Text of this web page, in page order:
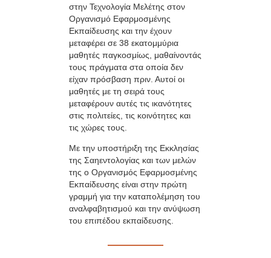
στην Τεχνολογία Μελέτης στον
Οργανισμό Εφαρμοσμένης
Εκπαίδευσης και την έχουν
μεταφέρει σε 38 εκατομμύρια
μαθητές παγκοσμίως, μαθαίνοντάς
τους πράγματα στα οποία δεν
είχαν πρόσβαση πριν. Αυτοί οι
μαθητές με τη σειρά τους
μεταφέρουν αυτές τις ικανότητες
στις πολιτείες, τις κοινότητες και
τις χώρες τους.
Με την υποστήριξη της Εκκλησίας
της Σαηεντολογίας και των μελών
της ο Οργανισμός Εφαρμοσμένης
Εκπαίδευσης είναι στην πρώτη
γραμμή για την καταπολέμηση του
αναλφαβητισμού και την ανύψωση
του επιπέδου εκπαίδευσης.